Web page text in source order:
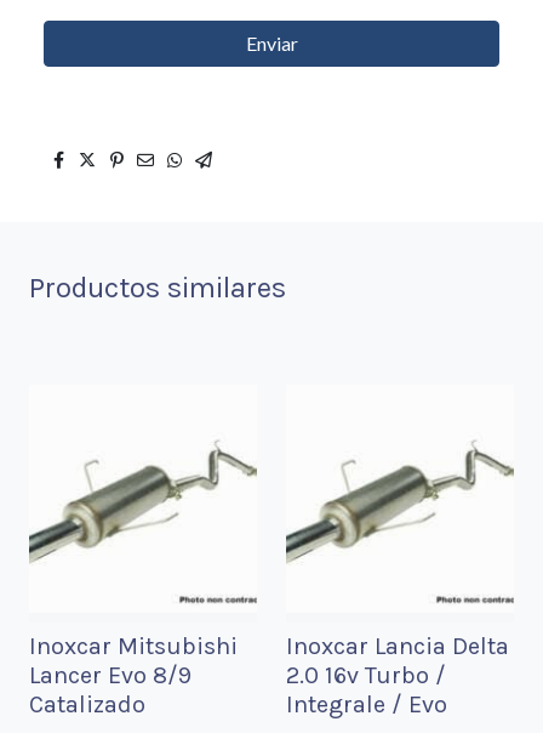
Enviar
Productos similares
Inoxcar Mitsubishi
Lancer Evo 8/9
Catalizado
Inoxcar Lancia Delta
2.0 16v Turbo /
Integrale / Evo